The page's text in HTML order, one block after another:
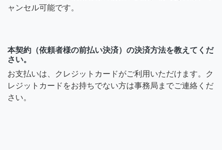
ャンセル可能です。
本契約（依頼者様の前払い決済）の決済方法を教えてくだ
さい。
お支払いは、クレジットカードがご利用いただけます。ク
レジットカードをお持ちでない方は事務局までご連絡くだ
さい。